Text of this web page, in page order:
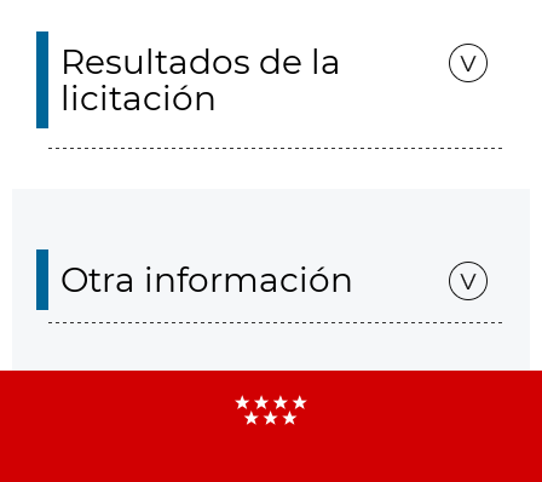
Resultados de la
licitación
Otra información